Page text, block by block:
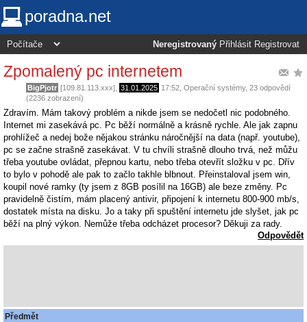
poradna.net
Neregistrovaný Přihlásit Registrovat
Zpomalený pc internetem
BigPjotr [109.81.113.xxx], 31.01.2025 17:52 Operační systémy, 23 odpovědí
(2236 zobrazení)
Zdravím. Mám takový problém a nikde jsem se nedočetl nic podobného.
Internet mi zasekává pc. Pc běží normálně a krásně rychle. Ale jak zapnu
prohlížeč a nedej bože nějakou stránku náročnější na data (např. youtube),
pc se začne strašně zasekávat. V tu chvíli strašně dlouho trvá, než můžu
třeba youtube ovládat, přepnou kartu, nebo třeba otevřít složku v pc. Dřív
to bylo v pohodě ale pak to začlo takhle blbnout. Přeinstaloval jsem win,
koupil nové ramky (ty jsem z 8GB posílil na 16GB) ale beze změny. Pc
pravidelně čistím, mám placený antivir, připojení k internetu 800-900 mb/s,
dostatek místa na disku. Jo a taky při spuštění internetu jde slyšet, jak pc
běží na plný výkon. Nemůže třeba odcházet procesor? Děkuji za rady.
Odpovědět
Předmět